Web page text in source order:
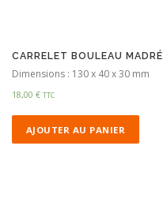
CARRELET BOULEAU MADRÉ
Dimensions : 130 x 40 x 30 mm
18,00 € TTC
AJOUTER AU PANIER